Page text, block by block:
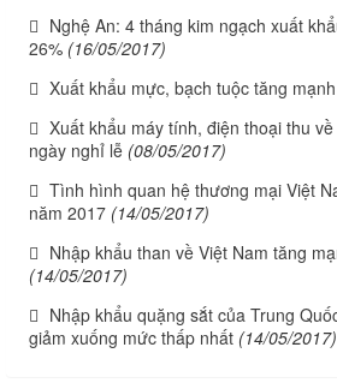
Nghệ An: 4 tháng kim ngạch xuất
26% (16/05/2017)
Xuất khẩu mực, bạch tuộc tăng mạnh
Xuất khẩu máy tính, điện thoại thu
ngày nghỉ lễ (08/05/2017)
Tình hình quan hệ thương mại Việt
năm 2017 (14/05/2017)
Nhập khẩu than về Việt Nam tăng
(14/05/2017)
Nhập khẩu quặng sắt của Trung
giảm xuống mức thấp nhất (14/05/2017)